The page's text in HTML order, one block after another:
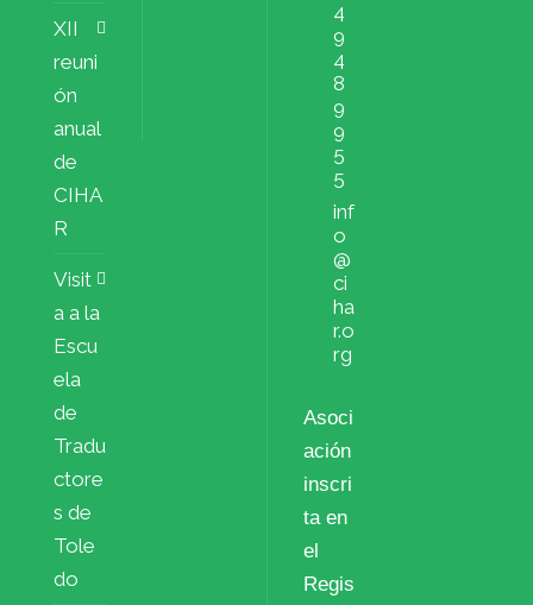
XII
reuni
ón
anual
de
CIHA
R
Visit
a a la
Escu
ela
de
Tradu
ctore
s de
Tole
do
4
9
4
8
9
9
5
5
inf
o
@
ci
ha
r.o
rg
Asoci
ación
inscri
ta en
el
Regis